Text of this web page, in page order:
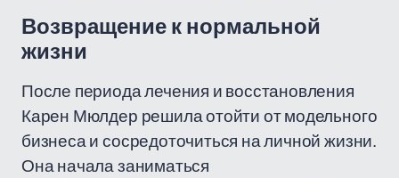
Возвращение к нормальной
жизни
После периода лечения и восстановления
Карен Мюлдер решила отойти от модельного
бизнеса и сосредоточиться на личной жизни.
Она начала заниматься